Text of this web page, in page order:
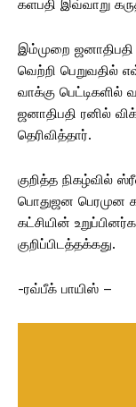
களபதி இவ்வாறு
இம்முறை
வெற்றி பெறுவதில்
வாக்கு பெட்டிகளில்
ஜனாதிபதி ரனில்
தெரிவித்தார்.
குறித்த நிகழ்வில்
பொதுஜன பெரமுன
கட்சியின்
குறிப்பிடத்தக்கது.
-ரவ்பீக் பாயிஸ் –